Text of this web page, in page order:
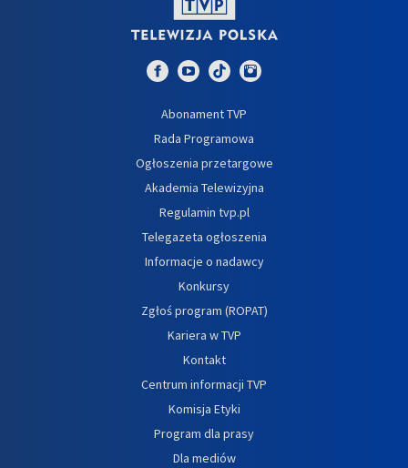
Abonament TVP
Rada Programowa
Ogłoszenia przetargowe
Akademia Telewizyjna
Regulamin tvp.pl
Telegazeta ogłoszenia
Informacje o nadawcy
Konkursy
Zgłoś program (ROPAT)
Kariera w TVP
Kontakt
Centrum informacji TVP
Komisja Etyki
Program dla prasy
Dla mediów